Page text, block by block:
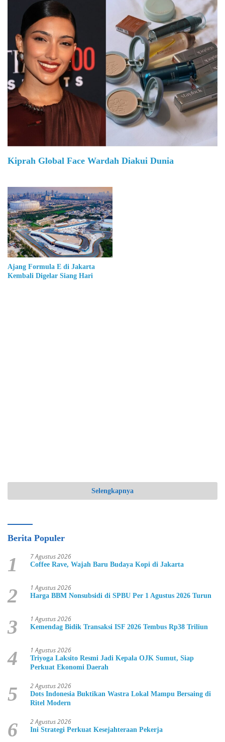
Kiprah Global Face Wardah Diakui Dunia
Ajang Formula E di Jakarta
Kembali Digelar Siang Hari
Selengkapnya
Berita Populer
1 7 Agustus 2026
Coffee Rave, Wajah Baru Budaya Kopi di Jakarta
2 1 Agustus 2026
Harga BBM Nonsubsidi di SPBU Per 1 Agustus 2026 Turun
3 1 Agustus 2026
Kemendag Bidik Transaksi ISF 2026 Tembus Rp38 Triliun
4 1 Agustus 2026
Triyoga Laksito Resmi Jadi Kepala OJK Sumut, Siap
Perkuat Ekonomi Daerah
5 2 Agustus 2026
Dots Indonesia Buktikan Wastra Lokal Mampu Bersaing di
Ritel Modern
6 2 Agustus 2026
Ini Strategi Perkuat Kesejahteraan Pekerja